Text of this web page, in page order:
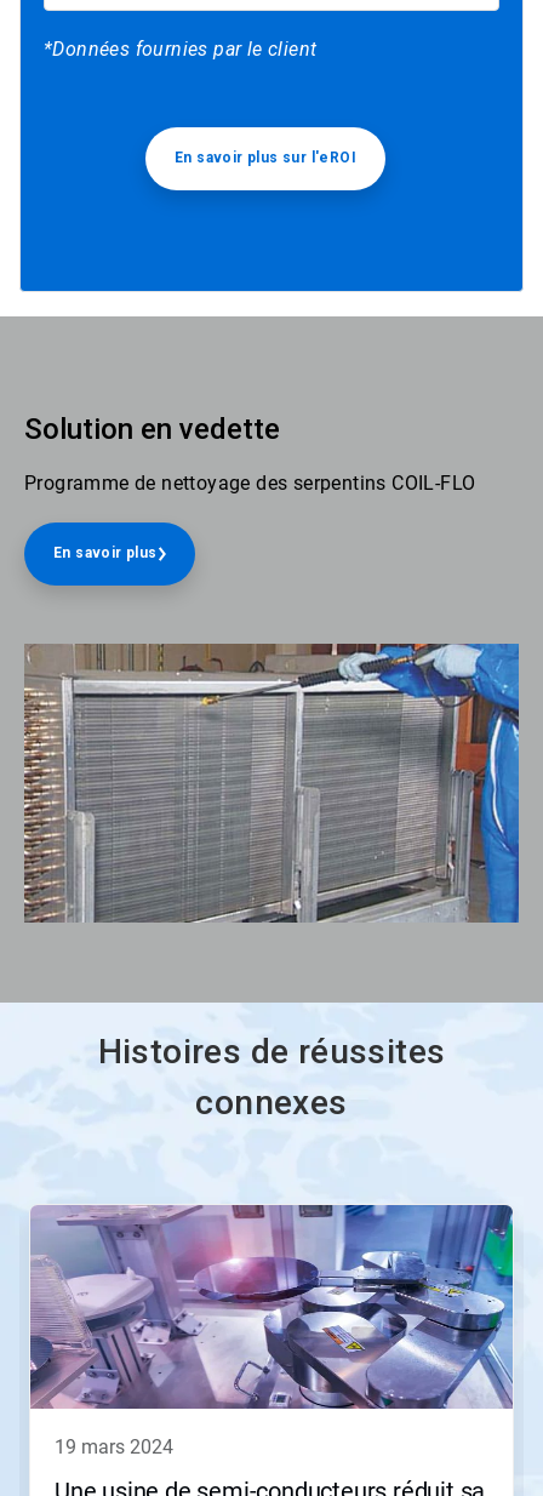
*Données fournies par le client
En savoir plus sur l'eROI
Solution en vedette
Programme de nettoyage des serpentins COIL-FLO
En savoir plus
Histoires de réussites
connexes
19 mars 2024